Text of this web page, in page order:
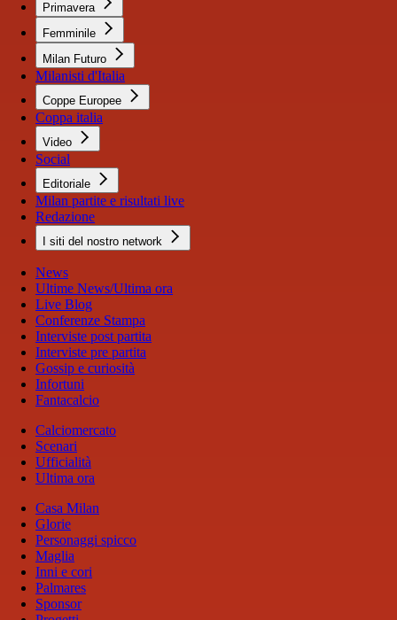
Primavera
Femminile
Milan Futuro
Milanisti d'Italia
Coppe Europee
Coppa italia
Video
Social
Editoriale
Milan partite e risultati live
Redazione
I siti del nostro network
News
Ultime News/Ultima ora
Live Blog
Conferenze Stampa
Interviste post partita
Interviste pre partita
Gossip e curiosità
Infortuni
Fantacalcio
Calciomercato
Scenari
Ufficialità
Ultima ora
Casa Milan
Glorie
Personaggi spicco
Maglia
Inni e cori
Palmares
Sponsor